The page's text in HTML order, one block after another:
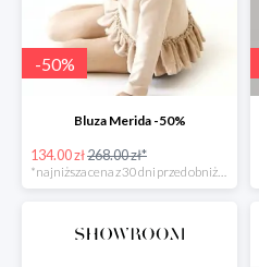
-50%
Bluza Merida -50%
134.00 zł268.00 zł*